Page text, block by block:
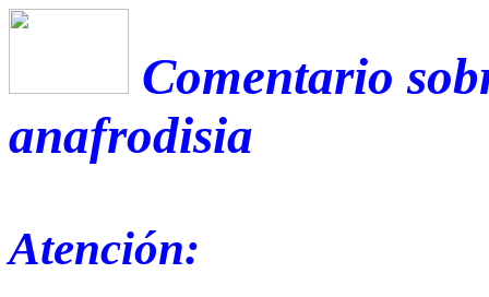
Comentario
anafrodisia
Atención: